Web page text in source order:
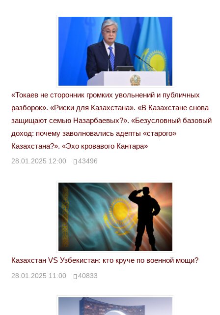
«Токаев не сторонник громких увольнений и публичных
разборок». «Риски для Казахстана». «В Казахстане снова
защищают семью Назарбаевых?». «Безусловный базовый
доход: почему заволновались адепты «старого»
Казахстана?». «Эхо кровавого Кантара»
28.01.2025 12:00 43496
Казахстан VS Узбекистан: кто круче по военной мощи?
28.01.2025 11:00 40833